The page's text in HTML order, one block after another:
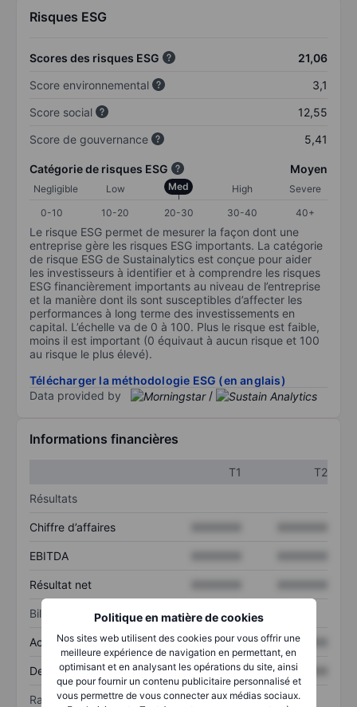
Politique en matière de cookies
Nos sites web utilisent des cookies pour vous offrir une
meilleure expérience de navigation en permettant, en
optimisant et en analysant les opérations du site, ainsi
que pour fournir un contenu publicitaire personnalisé et
vous permettre de vous connecter aux médias sociaux.
Risques ESG
Scores des risques ESG
21,06
Score environnemental
3,1
Score social
12,55
Score de gouvernance
5,41
Catégorie de risques ESG Moyen
Negligible Low Med High
Severe
0-10
10-20 20-30 30-40 40+
Le risque ESG permet de mesurer la façon dont une
entreprise gère les risques ESG importants. La catégorie
de risque ESG de Sustainalytics est conçue pour aider
les investisseurs à identifier et à comprendre les risques
ESG financièrement importants au niveau de l’entreprise
et la manière dont ils sont susceptibles d’affecter les
performances à long terme des investissements en
capital. L’échelle va de 0 à 100. Plus le risque est faible,
moins il est important (0 équivaut à aucun risque et 100
au risque le plus élevé).
Télécharger la méthodologie ESG (en anglais)
Data provided by
/
Informations financières
T1
T2
Résultats
Chiffre d’affaires
EBITDA
Résultat net
Bilan
Actif total XXXXXXX XXXXXXX
Dette totale XXXXXXX XXXXXXX
Ratios